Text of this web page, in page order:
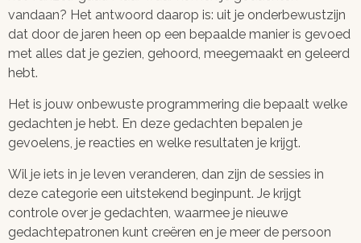
vandaan? Het antwoord daarop is: uit je onderbewustzijn
dat door de jaren heen op een bepaalde manier is gevoed
met alles dat je gezien, gehoord, meegemaakt en geleerd
hebt.
Het is jouw onbewuste programmering die bepaalt welke
gedachten je hebt. En deze gedachten bepalen je
gevoelens, je reacties en welke resultaten je krijgt.
Wil je iets in je leven veranderen, dan zijn de sessies in
deze categorie een uitstekend beginpunt. Je krijgt
controle over je gedachten, waarmee je nieuwe
gedachtepatronen kunt creëren en je meer de persoon